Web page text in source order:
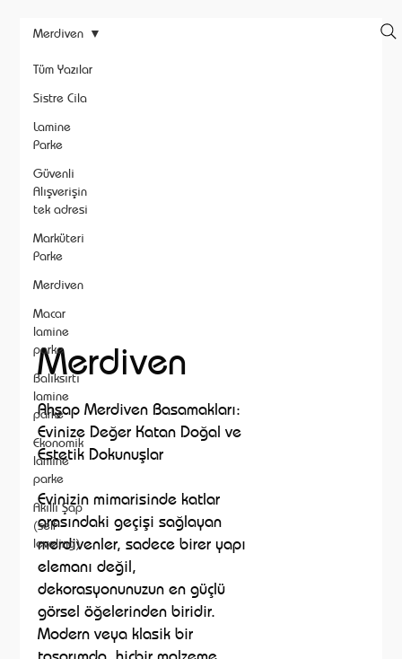
Tüm Yazılar
Sistre Cila
Lamine
Parke
Güvenli
Alışverişin
tek adresi
Marküteri
Parke
Merdiven
Macar
lamine
parke
Balıksırtı
lamine
parke
Ekonomik
lamine
parke
Akıllı Şap
(self
leveling)
Merdiven
Merdiven
Ahşap Merdiven Basamakları:
Evinize Değer Katan Doğal ve
Estetik Dokunuşlar
Evinizin mimarisinde katlar
arasındaki geçişi sağlayan
merdivenler, sadece birer yapı
elemanı değil,
dekorasyonunuzun en güçlü
görsel öğelerinden biridir.
Modern veya klasik bir